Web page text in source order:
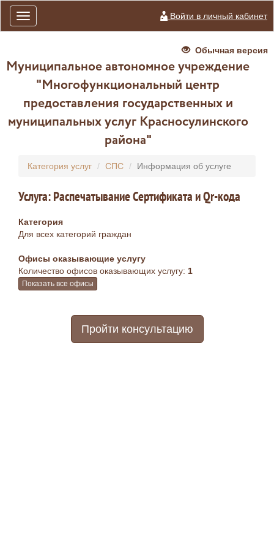
Toggle
navigation
Войти в личный кабинет
Обычная версия
Муниципальное автономное учреждение
"Многофункциональный центр
предоставления государственных и
муниципальных услуг Красносулинского
района"
Категория услуг СПС Информация об услуге
Услуга: Распечатывание Сертификата и Qr-кода
Категория
Для всех категорий граждан
Офисы оказывающие услугу
Количество офисов оказывающих услугу: 1
Показать все офисы
Пройти консультацию